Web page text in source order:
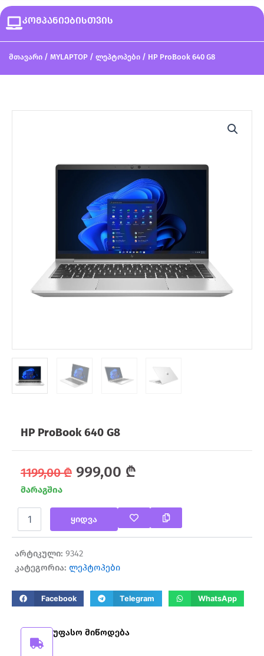
კომპანიებისთვის
მთავარი / MYLAPTOP / ლეპტოპები / HP ProBook 640 G8
HP ProBook 640 G8
1199,00₾ Original
was:
999,00 ₾
is:
მარაგშია
რაოდენობა:
ProBook
640
G8
ყიდვა
არტიკული: 9342
კატეგორია: ლეპტოპები
Facebook Telegram WhatsApp
უფასო მიწოდება